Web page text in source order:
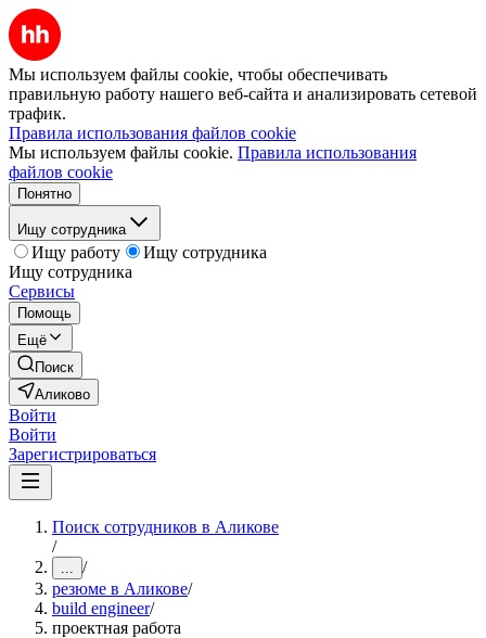
Мы используем файлы cookie, чтобы обеспечивать
правильную работу нашего веб-сайта и анализировать сетевой
трафик.
Правила использования файлов cookie
Мы используем файлы cookie. Правила использования
файлов cookie
Понятно
Ищу сотрудника
Ищу работу
Ищу сотрудника
Ищу сотрудника
Сервисы
Помощь
Ещё
Поиск
Аликово
Войти
Войти
Зарегистрироваться
Поиск сотрудников в Аликове
/
... /
резюме в Аликове/
build engineer/
проектная работа